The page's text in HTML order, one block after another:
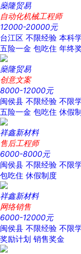
燊隆贸易
自动化机械工程师
12000-20000元
台江区 不限经验 本科
五险一金 包吃住 年终
燊隆贸易
创意文案
8000-12000元
闽侯县 不限经验 不限
五险一金 包吃住 休假
祥鑫新材料
售后工程师
6000-8000元
闽侯县 不限经验 不限
包吃住 休假制度
祥鑫新材料
网络销售
6000-12000元
闽侯县 不限经验 不限
奖励计划 销售奖金